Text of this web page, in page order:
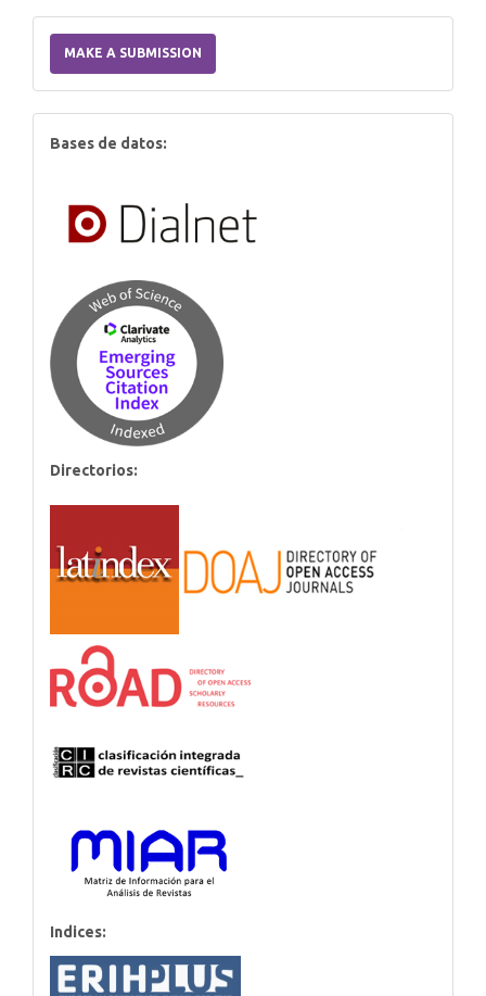
a
Submission
MAKE A SUBMISSION
Bases de datos:
Directorios:
Indices: